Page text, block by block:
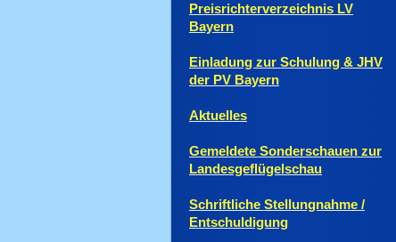
Preisrichterverzeichnis LV
Bayern
Einladung zur Schulung & JHV
der PV Bayern
Aktuelles
Gemeldete Sonderschauen zur
Landesgeflügelschau
Schriftliche Stellungnahme /
Entschuldigung